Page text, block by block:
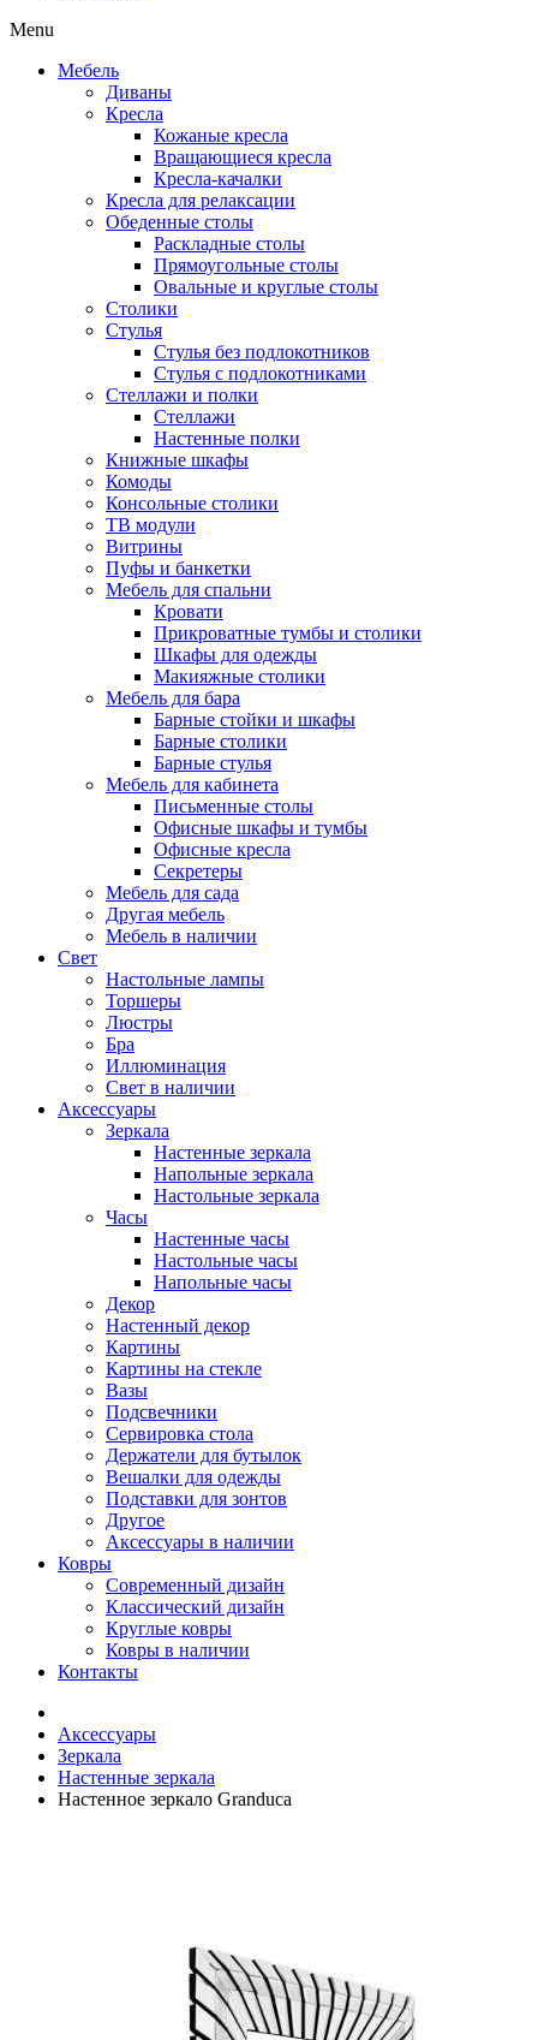
Menu
Мебель
Диваны
Кресла
Кожаные кресла
Вращающиеся кресла
Кресла-качалки
Кресла для релаксации
Обеденные столы
Раскладные столы
Прямоугольные столы
Овальные и круглые столы
Столики
Стулья
Стулья без подлокотников
Стулья с подлокотниками
Стеллажи и полки
Стеллажи
Настенные полки
Книжные шкафы
Комоды
Консольные столики
ТВ модули
Витрины
Пуфы и банкетки
Мебель для спальни
Кровати
Прикроватные тумбы и столики
Шкафы для одежды
Макияжные столики
Мебель для бара
Барные стойки и шкафы
Барные столики
Барные стулья
Мебель для кабинета
Письменные столы
Офисные шкафы и тумбы
Офисные кресла
Секретеры
Мебель для сада
Другая мебель
Мебель в наличии
Свет
Настольные лампы
Торшеры
Люстры
Бра
Иллюминация
Свет в наличии
Аксессуары
Зеркала
Настенные зеркала
Напольные зеркала
Настольные зеркала
Часы
Настенные часы
Настольные часы
Напольные часы
Декор
Настенный декор
Картины
Картины на стекле
Вазы
Подсвечники
Сервировка стола
Держатели для бутылок
Вешалки для одежды
Подставки для зонтов
Другое
Аксессуары в наличии
Ковры
Современный дизайн
Классический дизайн
Круглые ковры
Ковры в наличии
Контакты
Аксессуары
Зеркала
Настенные зеркала
Настенное зеркало Granduca